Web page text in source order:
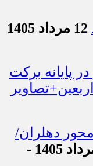
12 مرداد 1405
در پایانه برکت
دهلران/
09 مرداد 1405 -